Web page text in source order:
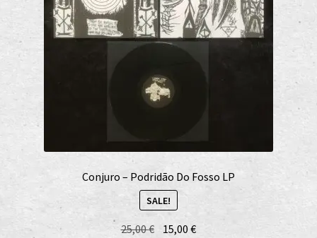
Conjuro – Podridão Do Fosso LP
SALE!
25,00€ Original
15,00€Current